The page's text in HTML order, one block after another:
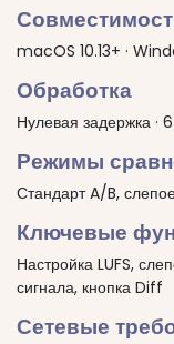
macOS 10.13+ ·
Обработка
Нулевая задержка ·
Режимы
Стандарт A/B,
Ключевые
Настройка LUFS,
сигнала, кнопка Diff
Сетевые